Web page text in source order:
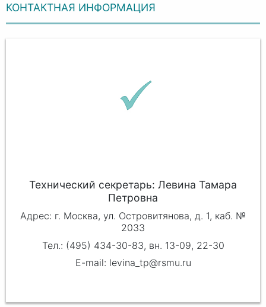
КОНТАКТНАЯ ИНФОРМАЦИЯ
Технический секретарь: Левина Тамара
Петровна
Адрес: г. Москва, ул. Островитянова, д. 1, каб. №
2033
Тел.: (495) 434-30-83, вн. 13-09, 22-30
E-mail: levina_tp@rsmu.ru